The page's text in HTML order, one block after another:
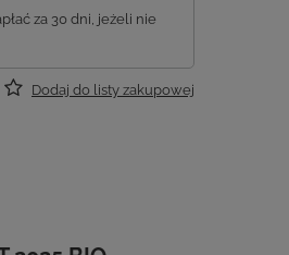
za 30 dni, jeżeli nie
Dodaj do listy zakupowej